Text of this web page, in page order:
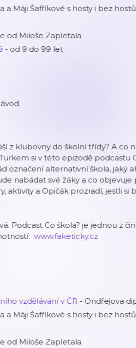
a Máji Šafříkové s hosty i bez hostů
od Miloše Zapletala
- od 9 do 99 let
z klubovny do školní třídy? A co
si v této epizodě podcastu
označení alternativní škola, jaký
nabádat své žáky a co objevuje
aktivity a Opičák prozradí, jestli si
Podcast Co škola? je jednou z
⁠⁠⁠⁠⁠⁠⁠⁠www.faketicky.cz⁠⁠⁠
vzdělávání v ČR - Ondřejova
a Máji Šafříkové s hosty i bez hostů
od Miloše Zapletala